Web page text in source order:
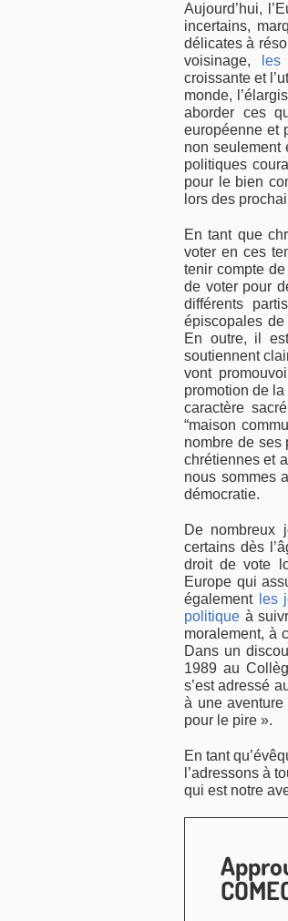
Aujourd’hui,
incertains,
délicates à
voisinage,
croissante et
monde,
aborder ces
européenne et
non seulement
politiques
pour le bien
lors des
En tant que
voter en ces
tenir compte
de voter pour
différents
épiscopales
En outre, il
soutiennent
vont
promotion de
caractère
“maison
nombre de ses
chrétiennes et
nous sommes
démocratie.
De nombreux
certains dès
droit de vote
Europe qui
égalementles
politique à
moralement, à
Dans un
1989 au
s’est adressé
à une
pour le pire ».
En tant
l’adressons à
qui est notre